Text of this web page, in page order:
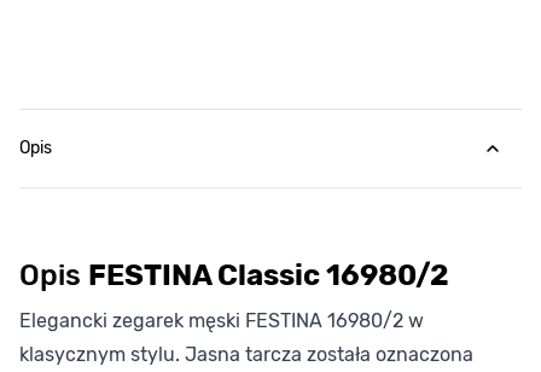
Opis
Opis FESTINA Classic 16980/2
Elegancki zegarek męski FESTINA 16980/2 w
klasycznym stylu. Jasna tarcza została oznaczona